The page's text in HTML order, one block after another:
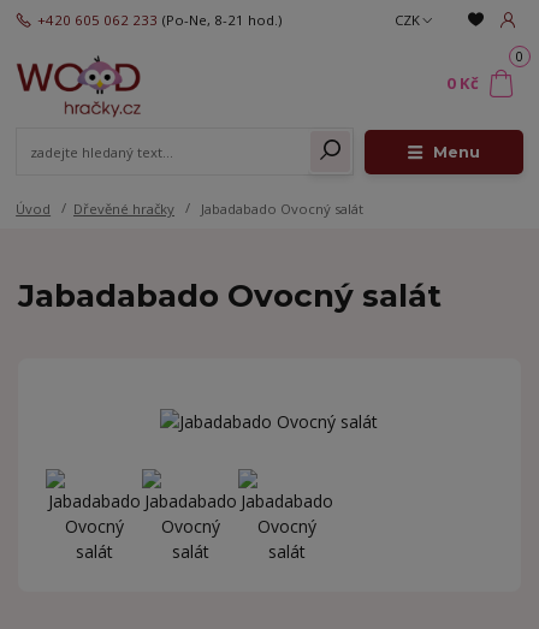
Menu
CZK
+420 605 062 233 (Po-Ne, 8-21 hod.)
0
0 Kč
Úvod Dřevěné hračky Jabadabado Ovocný salát
Jabadabado Ovocný salát